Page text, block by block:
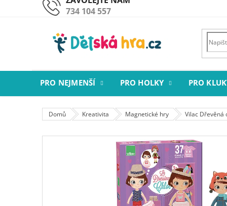
734 104 557
PRO NEJMENŠÍ PRO HOLKY PRO
Domů Kreativita Magnetické hry Vilac Dřevěná